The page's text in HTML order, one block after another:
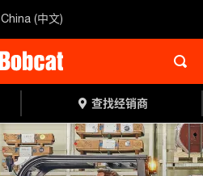
China (中文)
查找经销商
查找经销商